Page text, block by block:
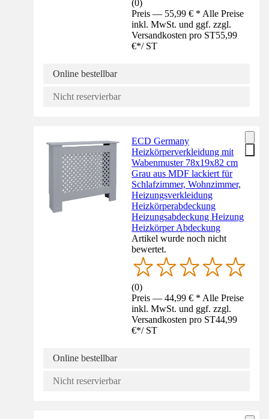
(0)
Preis — 55,99 € * Alle Preise
inkl. MwSt. und ggf. zzgl.
Versandkosten pro ST55,99
€*/ ST
Online bestellbar
Nicht reservierbar
ECD Germany
Heizkörperverkleidung mit
Wabenmuster 78x19x82 cm
Grau aus MDF lackiert für
Schlafzimmer, Wohnzimmer,
Heizungsverkleidung
Heizkörperabdeckung
Heizungsabdeckung Heizung
Heizkörper Abdeckung
Artikel wurde noch nicht
bewertet.
(0)
Preis — 44,99 € * Alle Preise
inkl. MwSt. und ggf. zzgl.
Versandkosten pro ST44,99
€*/ ST
Online bestellbar
Nicht reservierbar